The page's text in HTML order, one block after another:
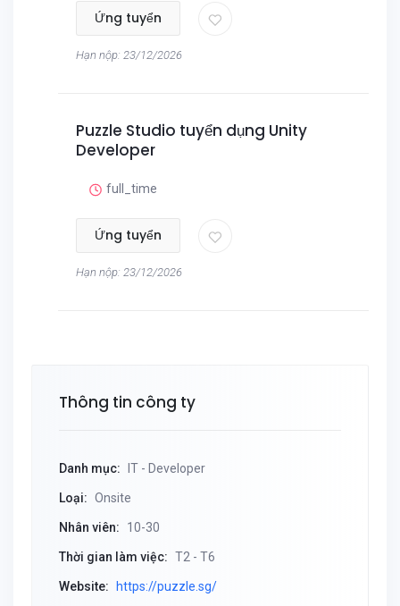
Ứng tuyển
Hạn nộp: 23/12/2026
Puzzle Studio tuyển dụng Unity
Developer
full_time
Ứng tuyển
Hạn nộp: 23/12/2026
Thông tin công ty
Danh mục: IT - Developer
Loại: Onsite
Nhân viên: 10-30
Thời gian làm việc: T2 - T6
Website: https://puzzle.sg/